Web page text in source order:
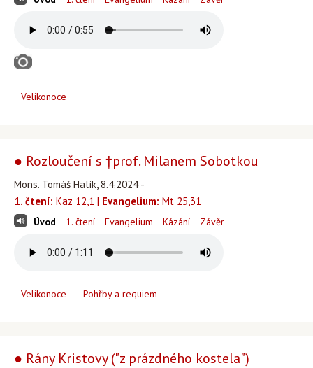
Velikonoce
● Rozloučení s †prof. Milanem Sobotkou
Mons. Tomáš Halík, 8.4.2024 -
1. čtení: Kaz 12,1 | Evangelium: Mt 25,31
Úvod 1. čtení Evangelium Kázání Závěr
Velikonoce Pohřby a requiem
● Rány Kristovy ("z prázdného kostela")